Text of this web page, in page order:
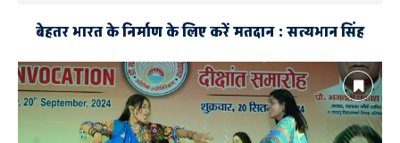
बेहतर भारत के निर्माण के लिए करें मतदान : सत्यभान सिंह